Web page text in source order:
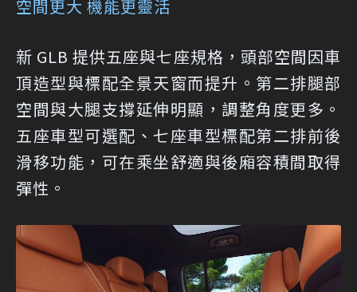
空間更大 機能更靈活
新 GLB 提供五座與七座規格，頭部空間因車
頂造型與標配全景天窗而提升。第二排腿部
空間與大腿支撐延伸明顯，調整角度更多。
五座車型可選配、七座車型標配第二排前後
滑移功能，可在乘坐舒適與後廂容積間取得
彈性。